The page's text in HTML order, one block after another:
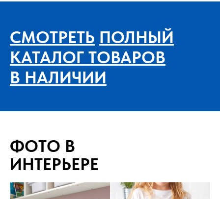
СМОТРЕТЬ ПОЛНЫЙ
КАТАЛОГ ТОВАРОВ
В НАЛИЧИИ
ФОТО В
ИНТЕРЬЕРЕ